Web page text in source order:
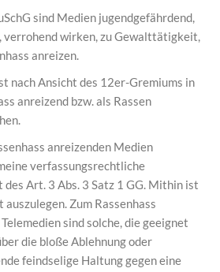
sind Medien jugendgefährdend,
verrohend wirken, zu Gewalttätigkeit,
anreizen.
nach Ansicht des 12er-Gremiums in
anreizend bzw. als Rassen
anreizenden Medien
verfassungsrechtliche
Art. 3 Abs. 3 Satz 1 GG. Mithin ist
Zum Rassenhass
sind solche, die geeignet
die bloße Ablehnung oder
feindselige Haltung gegen eine